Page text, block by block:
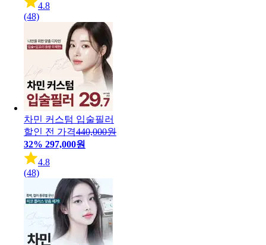
4.8
(48)
차민 커스텀 입술필러
할인 전 가격440,000원
32% 297,000원
4.8
(48)